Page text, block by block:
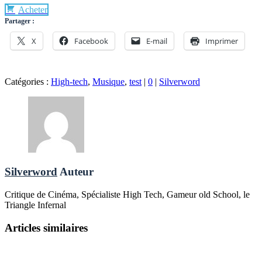
Acheter
Partager :
X Facebook E-mail Imprimer
Catégories : High-tech, Musique, test | 0 | Silverword
SilverwordAuteur
Critique de Cinéma, Spécialiste High Tech, Gameur old School, le
Triangle Infernal
Articles similaires